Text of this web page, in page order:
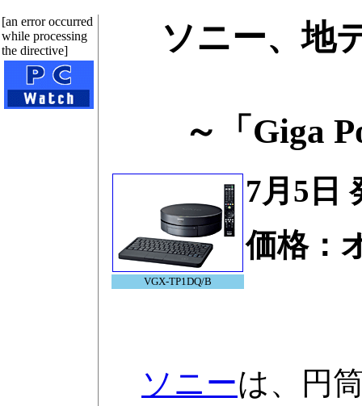
[an error occurred
while processing
the directive]
ソニー、地
～「Giga
VGX-TP1DQ/B
7月5日
価格：
ソニーは、円